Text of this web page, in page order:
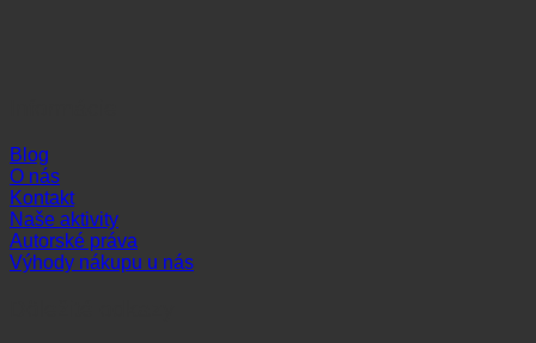
Blog
O nás
Kontakt
Naše aktivity
Autorské práva
Výhody nákupu u nás